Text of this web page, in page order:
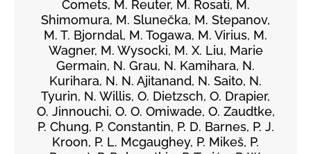
Comets, M. Reuter, M. Rosati, M.
Shimomura, M. Slunečka, M. Stepanov,
M. T. Bjorndal, M. Togawa, M. Virius, M.
Wagner, M. Wysocki, M. X. Liu, Marie
Germain, N. Grau, N. Kamihara, N.
Kurihara, N. N. Ajitanand, N. Saito, N.
Tyurin, N. Willis, O. Dietzsch, O. Drapier,
O. Jinnouchi, O. O. Omiwade, O. Zaudtke,
P. Chung, P. Constantin, P. D. Barnes, P. J.
Kroon, P. L. Mcgaughey, P. Mikeš, P.